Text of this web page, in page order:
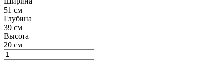
51 см
Глубина
39 см
Высота
20 см